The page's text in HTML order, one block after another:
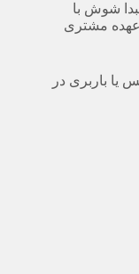
شوش با
عهده مشتری
یا باربری در